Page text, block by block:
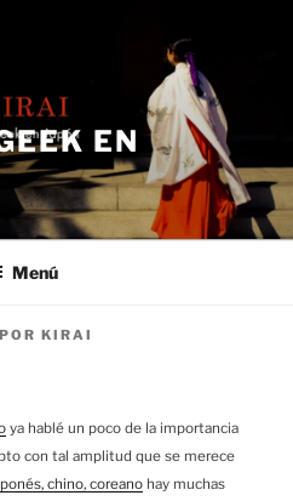
EN
Menú
POR KIRAI
ya hablé un poco de la importancia
con tal amplitud que se merece
chino, coreano hay muchas